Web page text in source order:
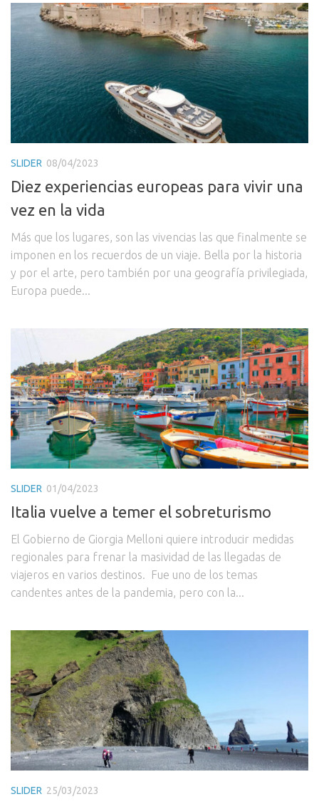
SLIDER 08/04/2023
Diez experiencias europeas para vivir una
vez en la vida
Más que los lugares, son las vivencias las que finalmente se
imponen en los recuerdos de un viaje. Bella por la historia
y por el arte, pero también por una geografía privilegiada,
Europa puede...
SLIDER 01/04/2023
Italia vuelve a temer el sobreturismo
El Gobierno de Giorgia Melloni quiere introducir medidas
regionales para frenar la masividad de las llegadas de
viajeros en varios destinos. Fue uno de los temas
candentes antes de la pandemia, pero con la...
SLIDER 25/03/2023